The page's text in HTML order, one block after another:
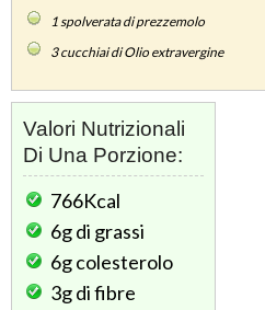
1spolverata di prezzemolo
3cucchiai di Olio extravergine
Valori Nutrizionali
Di Una Porzione:
766Kcal
6gdi grassi
6gcolesterolo
3gdi fibre